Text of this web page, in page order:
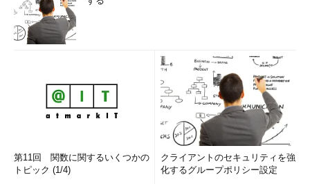
第11回 関数に関するいくつかの
トピック (1/4)
クライアントのセキュリティを強
化するグループポリシー設定